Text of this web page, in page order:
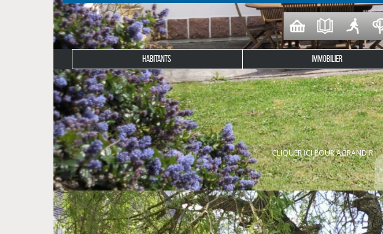
CLIQUER ICI POUR AGRANDIR
HABITANTS IMMOBILIER
Description du bien
Dans un cadre verdoyant non loin des plages de Tréguennec, à
rénovée.
Avec une superficie de 136 m² habitable, elle vous offre 2 chambres au
d'eau et toilette au rdc.
Vous disposerez au sous-sol d'un garage et d'une buanderie de 112 m², le
conquis.
Pour toutes informations complémentaires: CLG IMMOBILIER à PONT